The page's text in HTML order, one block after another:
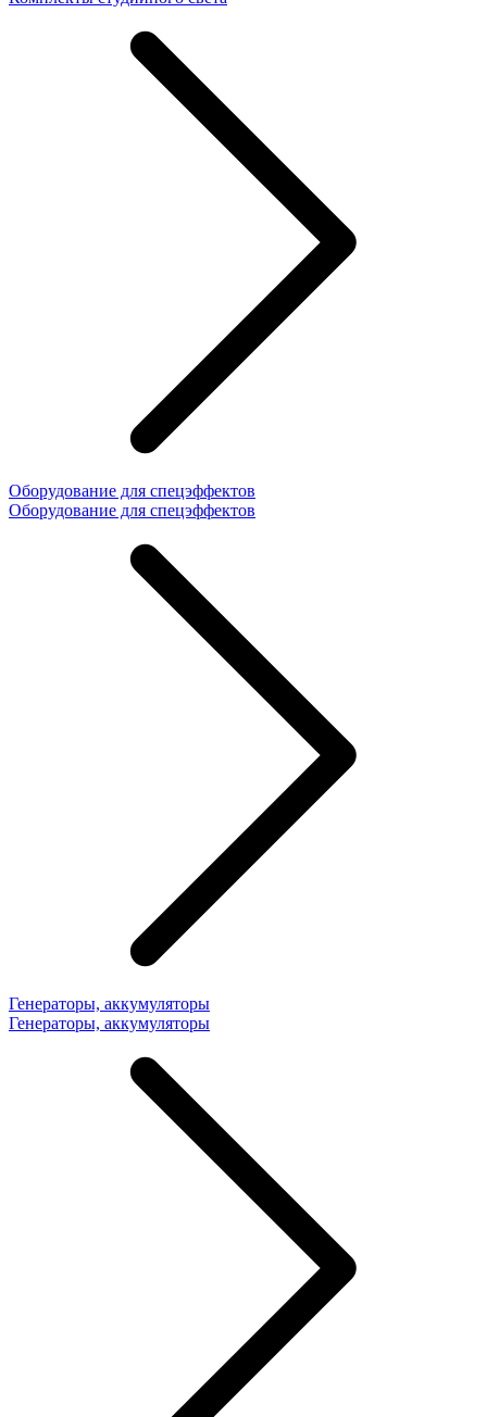
Оборудование для спецэффектов
Оборудование для спецэффектов
Генераторы, аккумуляторы
Генераторы, аккумуляторы